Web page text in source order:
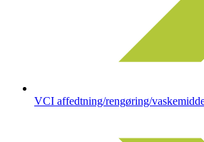
VCI affedtning/rengøring/